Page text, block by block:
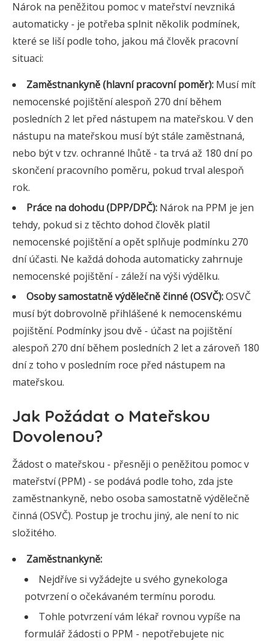
Nárok na peněžitou pomoc v mateřství nevzniká
automaticky - je potřeba splnit několik podmínek,
které se liší podle toho, jakou má člověk pracovní
situaci:
Zaměstnankyně (hlavní pracovní poměr): Musí mít
nemocenské pojištění alespoň 270 dní během
posledních 2 let před nástupem na mateřskou. V den
nástupu na mateřskou musí být stále zaměstnaná,
nebo být v tzv. ochranné lhůtě - ta trvá až 180 dní po
skončení pracovního poměru, pokud trval alespoň
rok.
Práce na dohodu (DPP/DPČ): Nárok na PPM je jen
tehdy, pokud si z těchto dohod člověk platil
nemocenské pojištění a opět splňuje podmínku 270
dní účasti. Ne každá dohoda automaticky zahrnuje
nemocenské pojištění - záleží na výši výdělku.
Osoby samostatně výdělečně činné (OSVČ):OSVČ
musí být dobrovolně přihlášené k nemocenskému
pojištění. Podmínky jsou dvě - účast na pojištění
alespoň 270 dní během posledních 2 let a zároveň 180
dní z toho v posledním roce před nástupem na
mateřskou.
Jak Požádat o Mateřskou
Dovolenou?
Žádost o mateřskou - přesněji o peněžitou pomoc v
mateřství (PPM) - se podává podle toho, zda jste
zaměstnankyně, nebo osoba samostatně výdělečně
činná (OSVČ). Postup je trochu jiný, ale není to nic
složitého.
Zaměstnankyně:
Nejdříve si vyžádejte u svého gynekologa
potvrzení o očekávaném termínu porodu.
Tohle potvrzení vám lékař rovnou vypíše na
formulář žádosti o PPM - nepotřebujete nic